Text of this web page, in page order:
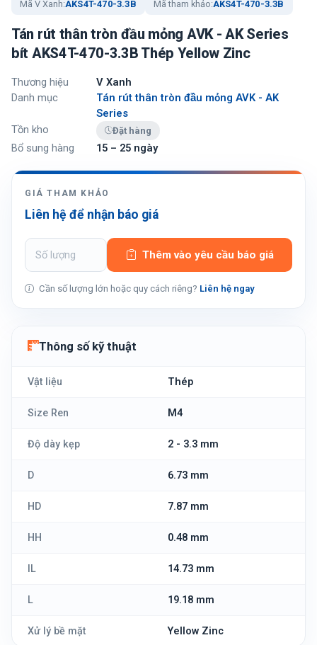
Mã V Xanh:AKS4T-470-3.3B Mã tham khảo:AKS4T-470-3.3B
Tán rút thân tròn đầu mỏng AVK - AK Series
bít AKS4T-470-3.3B Thép Yellow Zinc
Thương hiệu
V Xanh
Danh mục
Tán rút thân tròn đầu mỏng AVK - AK
Series
Tồn kho
Đặt hàng
Bổ sung hàng 15 – 25 ngày
GIÁ THAM KHẢO
Liên hệ để nhận báo giá
Thêm vào yêu cầu báo giá
Cần số lượng lớn hoặc quy cách riêng? Liên hệ ngay
Thông số kỹ thuật
Vật liệu Thép
Size Ren M4
Độ dày kẹp 2 - 3.3 mm
D 6.73 mm
HD 7.87 mm
HH 0.48 mm
IL 14.73 mm
L 19.18 mm
Xử lý bề mặt Yellow Zinc